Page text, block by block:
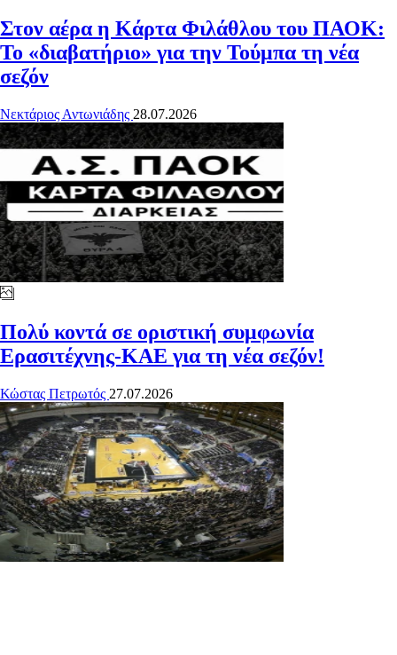
Στον αέρα η Κάρτα Φιλάθλου του ΠΑΟΚ:
Το «διαβατήριο» για την Τούμπα τη νέα
σεζόν
Νεκτάριος Αντωνιάδης 28.07.2026
Πολύ κοντά σε οριστική συμφωνία
Ερασιτέχνης-ΚΑΕ για τη νέα σεζόν!
Κώστας Πετρωτός 27.07.2026